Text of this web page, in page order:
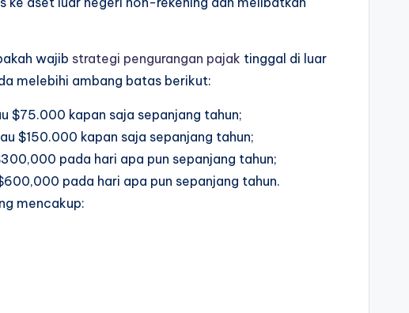
wajib strategi pengurangan pajak tinggal di luar
melebihi ambang batas berikut:
$75.000 kapan saja sepanjang tahun;
$150.000 kapan saja sepanjang tahun;
pada hari apa pun sepanjang tahun;
pada hari apa pun sepanjang tahun.
mencakup: